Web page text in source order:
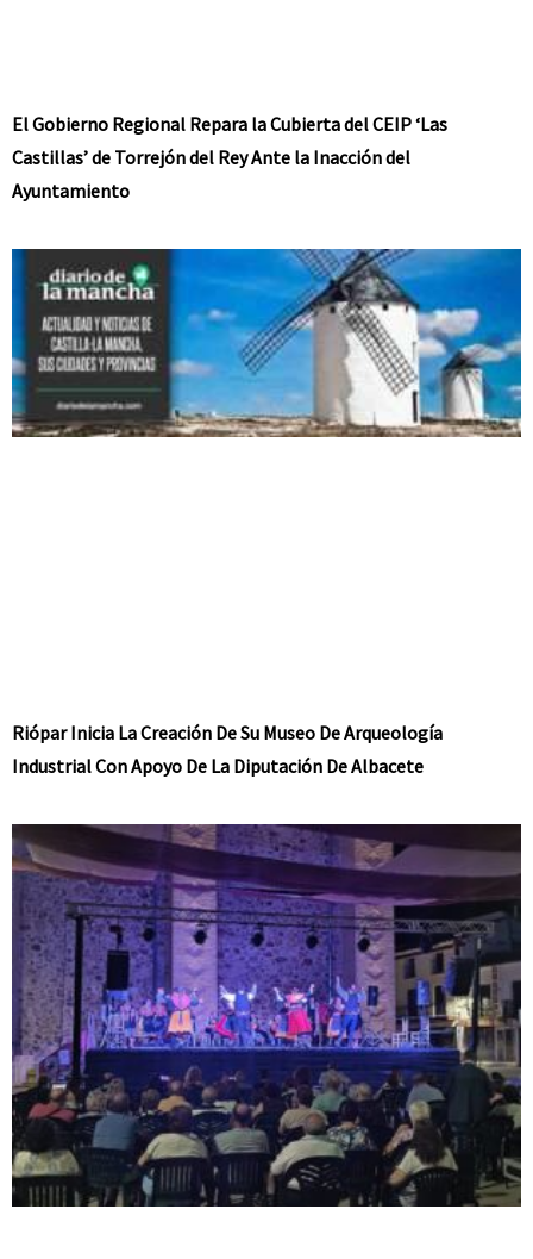
El Gobierno Regional Repara la Cubierta del CEIP ‘Las
Castillas’ de Torrejón del Rey Ante la Inacción del
Ayuntamiento
Riópar Inicia La Creación De Su Museo De Arqueología
Industrial Con Apoyo De La Diputación De Albacete